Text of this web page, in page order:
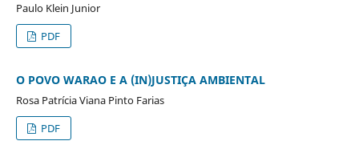
Paulo Klein Junior
PDF
O POVO WARAO E A (IN)JUSTIÇA AMBIENTAL
Rosa Patrícia Viana Pinto Farias
PDF